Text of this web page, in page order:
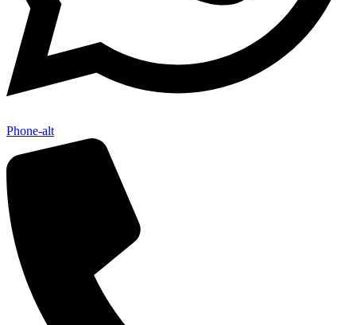
Phone-alt